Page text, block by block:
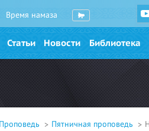
Время намаза
Статьи Новости Библиотека
Проповедь Пятничная проповедь